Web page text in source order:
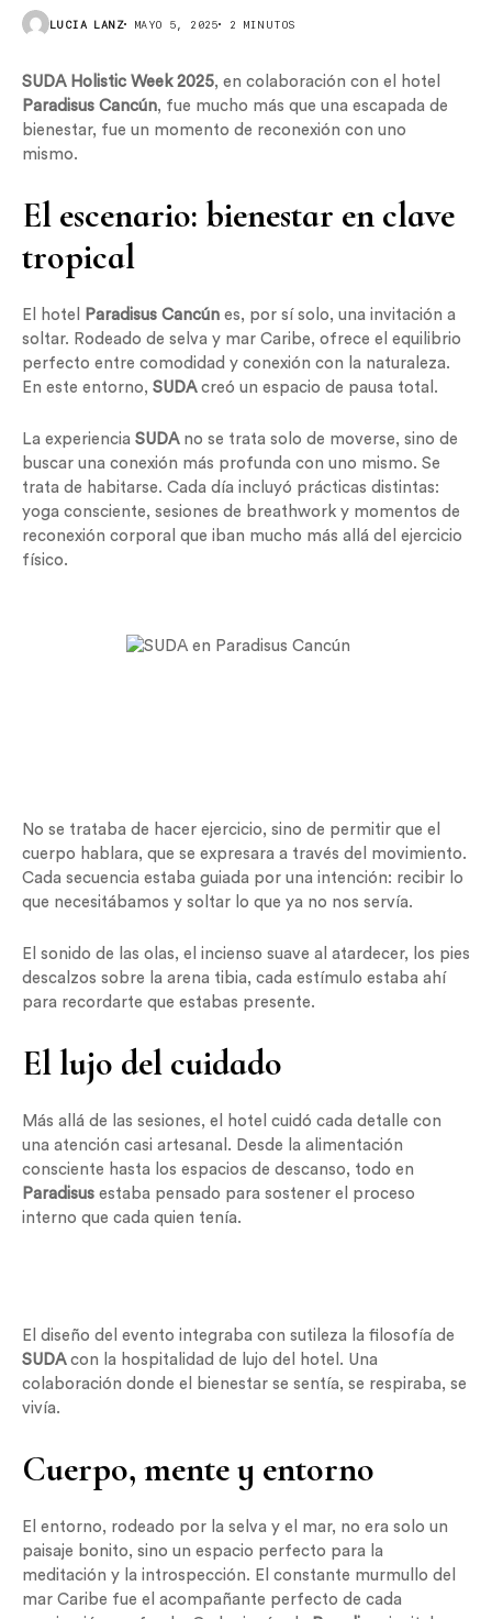
LUCIA LANZ MAYO 5, 2025 2 MINUTOS
SUDA Holistic Week 2025, en colaboración con el hotel
Paradisus Cancún, fue mucho más que una escapada de
bienestar, fue un momento de reconexión con uno
mismo.
El escenario: bienestar en clave
tropical
El hotel Paradisus Cancún es, por sí solo, una invitación a
soltar. Rodeado de selva y mar Caribe, ofrece el equilibrio
perfecto entre comodidad y conexión con la naturaleza.
En este entorno, SUDAcreó un espacio de pausa total.
La experiencia SUDAno se trata solo de moverse, sino de
buscar una conexión más profunda con uno mismo. Se
trata de habitarse. Cada día incluyó prácticas distintas:
yoga consciente, sesiones de breathwork y momentos de
reconexión corporal que iban mucho más allá del ejercicio
físico.
No se trataba de hacer ejercicio, sino de permitir que el
cuerpo hablara, que se expresara a través del movimiento.
Cada secuencia estaba guiada por una intención: recibir lo
que necesitábamos y soltar lo que ya no nos servía.
El sonido de las olas, el incienso suave al atardecer, los pies
descalzos sobre la arena tibia, cada estímulo estaba ahí
para recordarte que estabas presente.
El lujo del cuidado
Más allá de las sesiones, el hotel cuidó cada detalle con
una atención casi artesanal. Desde la alimentación
consciente hasta los espacios de descanso, todo en
Paradisus estaba pensado para sostener el proceso
interno que cada quien tenía.
El diseño del evento integraba con sutileza la filosofía de
SUDAcon la hospitalidad de lujo del hotel. Una
colaboración donde el bienestar se sentía, se respiraba, se
vivía.
Cuerpo, mente y entorno
El entorno, rodeado por la selva y el mar, no era solo un
paisaje bonito, sino un espacio perfecto para la
meditación y la introspección. El constante murmullo del
mar Caribe fue el acompañante perfecto de cada